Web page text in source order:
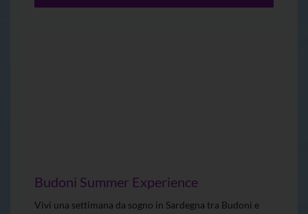
Budoni Summer Experience
Vivi una settimana da sogno in Sardegna tra Budoni e